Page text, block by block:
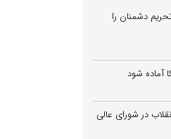
دشمنان را
آماده شود
در شورای عالی